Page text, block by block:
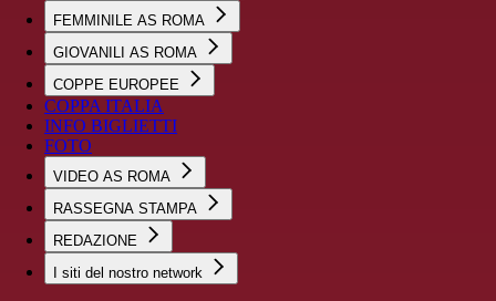
FEMMINILE AS ROMA
GIOVANILI AS ROMA
COPPE EUROPEE
COPPA ITALIA
INFO BIGLIETTI
FOTO
VIDEO AS ROMA
RASSEGNA STAMPA
REDAZIONE
I siti del nostro network